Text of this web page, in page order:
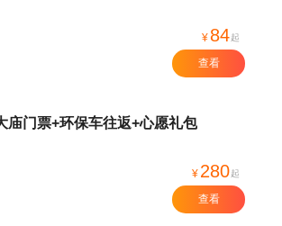
¥ 84起
查看
庙门票+环保车往返+心愿礼包
¥ 280起
查看